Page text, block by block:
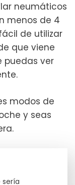
neumáticos
menos de 4
de utilizar
que viene
puedas ver
modos de
y seas
sería